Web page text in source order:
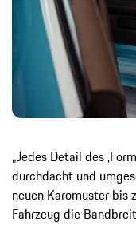
„Jedes Detail des
durchdacht und
neuen Karomuster bis
Fahrzeug die